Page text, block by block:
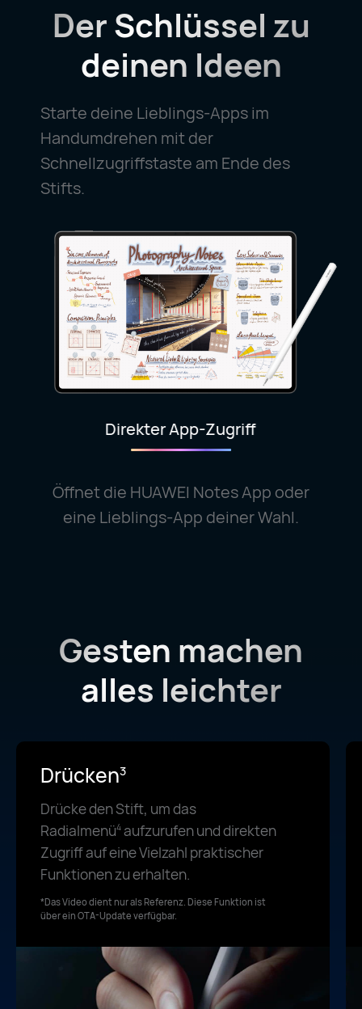
Der Schlüssel zu
deinen Ideen
Starte deine Lieblings-Apps im
Handumdrehen mit der
Schnellzugriffstaste am Ende des
Stifts.
Öffnet die HUAWEI Notes App oder
eine Lieblings-App deiner Wahl.
Direkter App-Zugriff
Gesten machen
alles leichter
Drücken3
Drücke den Stift, um das
Radialmenü4aufzurufen und direkten
Zugriff auf eine Vielzahl praktischer
Funktionen zu erhalten.
*Das Video dient nur als Referenz. Diese Funktion ist
über ein OTA-Update verfügbar.